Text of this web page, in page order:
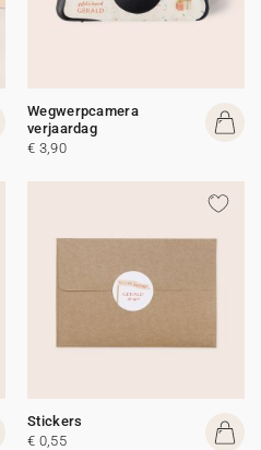
Wegwerpcamera
verjaardag
€ 3,90
Stickers
€ 0,55